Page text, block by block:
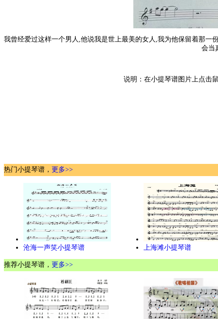
我曾经爱过这样一个男人,他说我是世上最美的女人,我为他保留着那
会当
说明：在小提琴谱图片上点击
热门小提琴谱， 更多>>
沧海一声笑小提琴谱 上海滩小提琴谱
推荐小提琴谱， 更多>>